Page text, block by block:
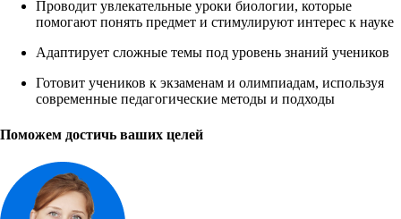
Проводит увлекательные уроки биологии, которые
помогают понять предмет и стимулируют интерес к науке
Адаптирует сложные темы под уровень знаний учеников
Готовит учеников к экзаменам и олимпиадам, используя
современные педагогические методы и подходы
Поможем достичь ваших целей